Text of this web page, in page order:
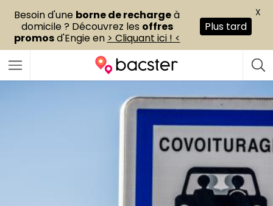
Besoin d'une borne de rechargeà
domicile ? Découvrez les offres
promosd'Engie en > Cliquant ici ! <
Plus tard
X